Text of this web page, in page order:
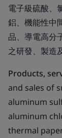
電子級硫酸、
鋁、機能性中
品、導電高分
之研發、製造
Products,
and sales of
aluminum
aluminum
thermal